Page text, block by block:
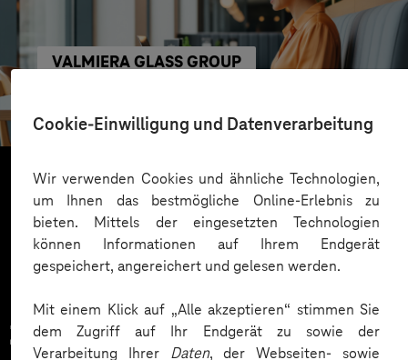
Cookie-Einwilligung und Datenverarbeitung
Wir verwenden Cookies und ähnliche Technologien,
um Ihnen das bestmögliche Online-Erlebnis zu
bieten. Mittels der eingesetzten Technologien
können Informationen auf Ihrem Endgerät
gespeichert, angereichert und gelesen werden.
Mit einem Klick auf „Alle akzeptieren“ stimmen Sie
dem Zugriff auf Ihr Endgerät zu sowie der
Verarbeitung Ihrer Daten, der Webseiten- sowie
VALMIERA GLASS GROUP
Code-Power
Mehr laden
Zahlreiche Unternehmen